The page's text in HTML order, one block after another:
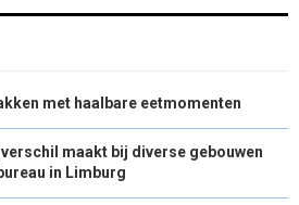
met haalbare eetmomenten
maakt bij diverse gebouwen
in Limburg